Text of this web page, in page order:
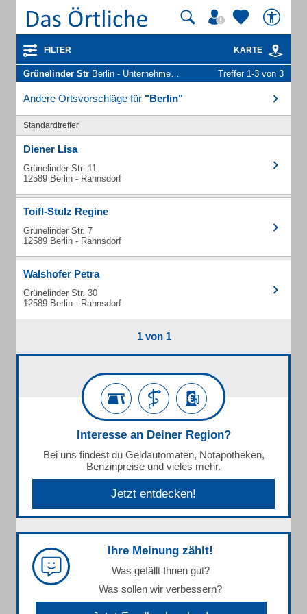
FILTER KARTE
Grünelinder Str Berlin - Unternehmen und Personen Treffer 1-3 von 3
Andere Ortsvorschläge für "Berlin"
Standardtreffer
Diener Lisa
Grünelinder Str. 11
12589 Berlin - Rahnsdorf
Toifl-Stulz Regine
Grünelinder Str. 7
12589 Berlin - Rahnsdorf
Walshofer Petra
Grünelinder Str. 30
12589 Berlin - Rahnsdorf
1 von 1
Interesse an Deiner Region?
Bei uns findest du Geldautomaten, Notapotheken,
Benzinpreise und vieles mehr.
Jetzt entdecken!
Ihre Meinung zählt!
Was gefällt Ihnen gut?
Was sollen wir verbessern?